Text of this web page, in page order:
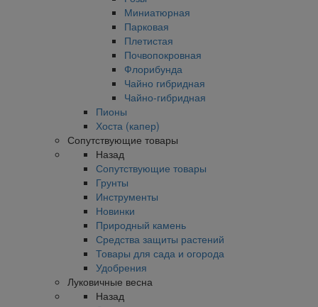
Миниатюрная
Парковая
Плетистая
Почвопокровная
Флорибунда
Чайно гибридная
Чайно-гибридная
Пионы
Хоста (капер)
Сопутствующие товары
Назад
Сопутствующие товары
Грунты
Инструменты
Новинки
Природный камень
Средства защиты растений
Товары для сада и огорода
Удобрения
Луковичные весна
Назад